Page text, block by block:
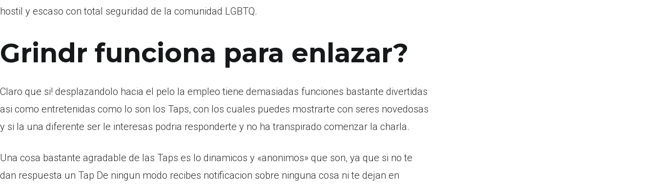
hostil y escaso con total seguridad de la comunidad LGBTQ.
Grindr funciona para enlazar?
Claro que si! desplazandolo hacia el pelo la empleo tiene demasiadas funciones bastante divertidas
asi­ como entretenidas como lo son los Taps, con los cuales puedes mostrarte con seres novedosas
y si la una diferente ser le interesas podria responderte y no ha transpirado comenzar la charla.
Una cosa bastante agradable de las Taps es lo dinamicos y «anonimos» que son, ya que si no te
dan respuesta un Tap De ningun modo recibes notificacion sobre ninguna cosa ni te dejan en